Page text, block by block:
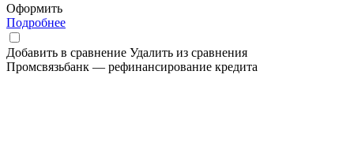
Оформить
Подробнее
Добавить в сравнение Удалить из сравнения
Промсвязьбанк — рефинансирование кредита